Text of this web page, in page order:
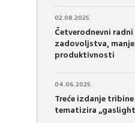
02.08.2025.
Četverodnevni
zadovoljstva,
produktivnosti
04.06.2025.
Treće izdanje
tematizira